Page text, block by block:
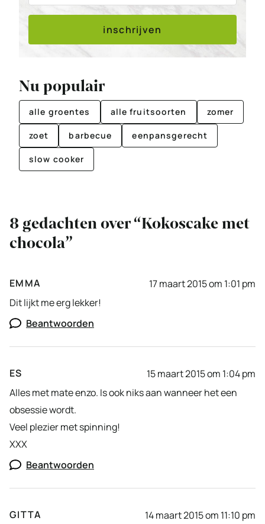
inschrijven
Nu populair
alle groentes alle fruitsoorten zomer
zoet barbecue eenpansgerecht
slow cooker
8 gedachten over “Kokoscake met
chocola”
EMMA
17 maart 2015 om 1:01 pm
Dit lijkt me erg lekker!
Beantwoorden
ES
15 maart 2015 om 1:04 pm
Alles met mate enzo. Is ook niks aan wanneer het een
obsessie wordt.
Veel plezier met spinning!
XXX
Beantwoorden
GITTA
14 maart 2015 om 11:10 pm